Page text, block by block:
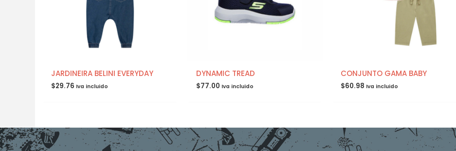
JARDINEIRA BELINI EVERYDAY
$29.76 Iva incluido
DYNAMIC TREAD
$77.00 Iva incluido
CONJUNTO GAMA BABY
$60.98 Iva incluido